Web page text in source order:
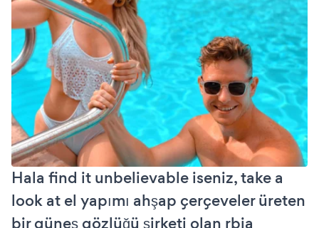
Hala find it unbelievable iseniz, take a
look at el yapımı ahşap çerçeveler üreten
bir güneş gözlüğü şirketi olan rbia